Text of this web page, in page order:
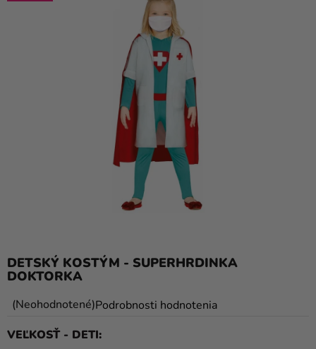
Oblečenie
Pečenie
Novinky
Darčeky
DETSKÝ KOSTÝM - SUPERHRDINKA
DOKTORKA
Priemerné
produktu
NeohodnotenéPodrobnosti hodnotenia
VEĽKOSŤ - DETI